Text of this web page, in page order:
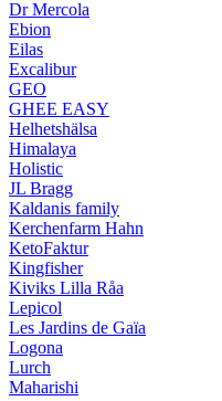
Dr Mercola
Ebion
Eilas
Excalibur
GEO
GHEE EASY
Helhetshälsa
Himalaya
Holistic
JL Bragg
Kaldanis family
Kerchenfarm Hahn
KetoFaktur
Kingfisher
Kiviks Lilla Råa
Lepicol
Les Jardins de Gaïa
Logona
Lurch
Maharishi